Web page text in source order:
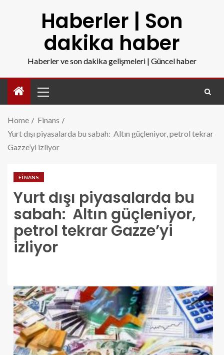
Haberler | Son
dakika haber
Haberler ve son dakika gelişmeleri | Güncel haber
Home
Finans
Yurt dışı piyasalarda bu sabah: Altın güçleniyor, petrol tekrar
Gazze’yi izliyor
FINANS
Yurt dışı piyasalarda bu
sabah: Altın güçleniyor,
petrol tekrar Gazze’yi
izliyor